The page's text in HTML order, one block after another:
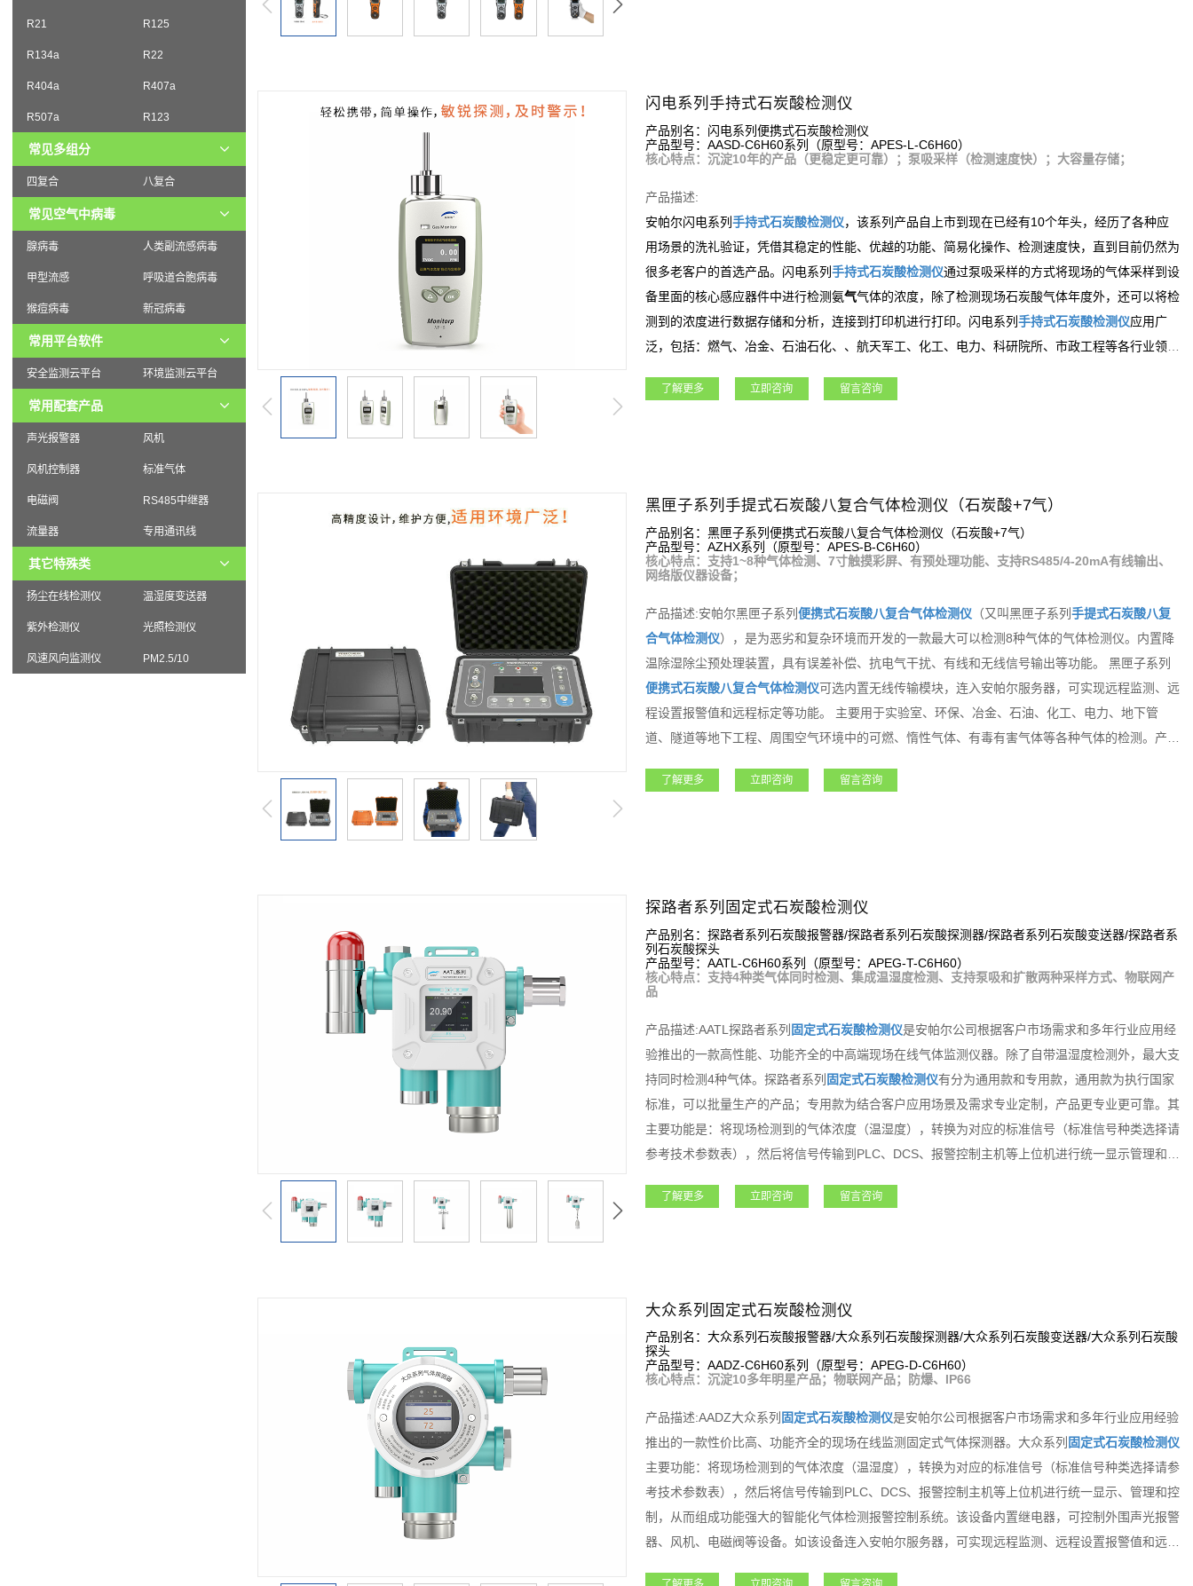
R21 R125
R134a R22
R404a R407a
R507a R123
常见多组分
四复合 八复合
常见空气中病毒
腺病毒 人类副流感病毒
甲型流感 呼吸道合胞病毒
猴痘病毒 新冠病毒
常用平台软件
安全监测云平台 环境监测云平台
常用配套产品
声光报警器 风机
风机控制器 标准气体
电磁阀 RS485中继器
流量器 专用通讯线
其它特殊类
扬尘在线检测仪 温湿度变送器
紫外检测仪 光照检测仪
风速风向监测仪 PM2.5/10
闪电系列手持式石炭酸检测仪
产品别名：闪电系列便携式石炭酸检测仪
产品型号：AASD-C6H60系列（原型号：APES-L-C6H60）
核心特点：沉淀10年的产品（更稳定更可靠）；泵吸采样（检测速度快）；大容量存储；
产品描述:
安帕尔闪电系列手持式石炭酸检测仪，该系列产品自上市到现在已经有10个年头，经历了各种应
用场景的洗礼验证，凭借其稳定的性能、优越的功能、简易化操作、检测速度快，直到目前仍然为
很多老客户的首选产品。闪电系列手持式石炭酸检测仪通过泵吸采样的方式将现场的气体采样到设
备里面的核心感应器件中进行检测氨气气体的浓度，除了检测现场石炭酸气体年度外，还可以将检
测到的浓度进行数据存储和分析，连接到打印机进行打印。闪电系列手持式石炭酸检测仪应用广
泛，包括：燃气、冶金、石油石化、、航天军工、化工、电力、科研院所、市政工程等各行业领
了解更多 立即咨询 留言咨询
黑匣子系列手提式石炭酸八复合气体检测仪（石炭酸+7气）
产品别名：黑匣子系列便携式石炭酸八复合气体检测仪（石炭酸+7气）
产品型号：AZHX系列（原型号：APES-B-C6H60）
核心特点：支持1~8种气体检测、7寸触摸彩屏、有预处理功能、支持RS485/4-20mA有线输出、
网络版仪器设备；
产品描述:安帕尔黑匣子系列 便携式石炭酸八复合气体检测仪 （又叫黑匣子系列 手提式石炭酸八复
合气体检测仪），是为恶劣和复杂环境而开发的一款最大可以检测8种气体的气体检测仪。内置降
温除湿除尘预处理装置，具有误差补偿、抗电气干扰、有线和无线信号输出等功能。 黑匣子系列
便携式石炭酸八复合气体检测仪可选内置无线传输模块，连入安帕尔服务器，可实现远程监测、远
程设置报警值和远程标定等功能。 主要用于实验室、环保、冶金、石油、化工、电力、地下管
道、隧道等地下工程、周围空气环境中的可燃、惰性气体、有毒有害气体等各种气体的检测。产品
了解更多 立即咨询 留言咨询
探路者系列固定式石炭酸检测仪
产品别名：探路者系列石炭酸报警器/探路者系列石炭酸探测器/探路者系列石炭酸变送器/探路者系
列石炭酸探头
产品型号：AATL-C6H60系列（原型号：APEG-T-C6H60）
核心特点：支持4种类气体同时检测、集成温湿度检测、支持泵吸和扩散两种采样方式、物联网产
品
产品描述:AATL探路者系列 固定式石炭酸检测仪是安帕尔公司根据客户市场需求和多年行业应用经
验推出的一款高性能、功能齐全的中高端现场在线气体监测仪器。除了自带温湿度检测外，最大支
持同时检测4种气体。探路者系列 固定式石炭酸检测仪有分为通用款和专用款，通用款为执行国家
标准，可以批量生产的产品；专用款为结合客户应用场景及需求专业定制，产品更专业更可靠。其
主要功能是：将现场检测到的气体浓度（温湿度），转换为对应的标准信号（标准信号种类选择请
参考技术参数表），然后将信号传输到PLC、DCS、报警控制主机等上位机进行统一显示管理和控
电器，可控制外围声光报警器、风机、电磁阀等设备。支持选配定位、震动检测等多种功能，如该
了解更多 立即咨询 留言咨询
大众系列固定式石炭酸检测仪
产品别名：大众系列石炭酸报警器/大众系列石炭酸探测器/大众系列石炭酸变送器/大众系列石炭酸
探头
产品型号：AADZ-C6H60系列（原型号：APEG-D-C6H60）
核心特点：沉淀10多年明星产品；物联网产品；防爆、IP66
产品描述:AADZ大众系列 固定式石炭酸检测仪是安帕尔公司根据客户市场需求和多年行业应用经验
推出的一款性价比高、功能齐全的现场在线监测固定式气体探测器。大众系列 固定式石炭酸检测仪
主要功能：将现场检测到的气体浓度（温湿度），转换为对应的标准信号（标准信号种类选择请参
考技术参数表），然后将信号传输到PLC、DCS、报警控制主机等上位机进行统一显示、管理和控
制，从而组成功能强大的智能化气体检测报警控制系统。该设备内置继电器，可控制外围声光报警
器、风机、电磁阀等设备。如该设备连入安帕尔服务器，可实现远程监测、远程设置报警值和远程